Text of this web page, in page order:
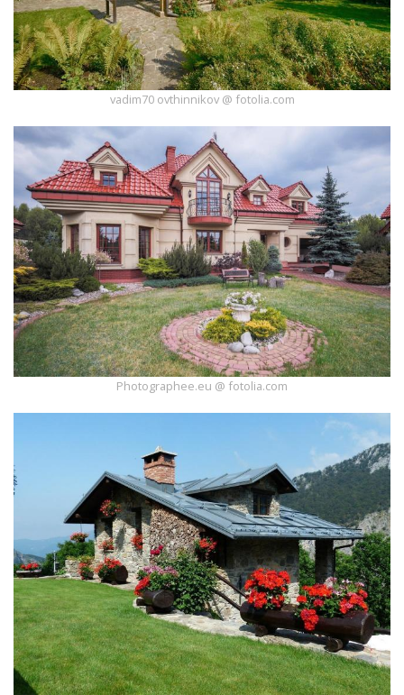
vadim70 ovthinnikov @ fotolia.com
Photographee.eu @ fotolia.com